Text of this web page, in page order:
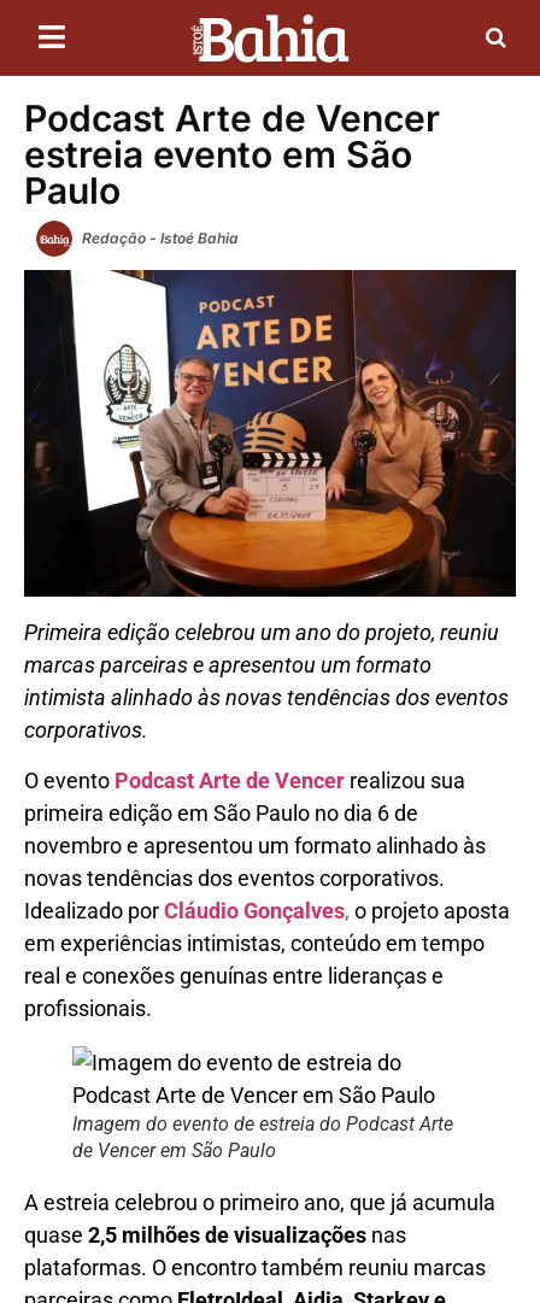
Podcast Arte de Vencer
estreia evento em São
Paulo
Redação - Istoé Bahia
Primeira edição celebrou um ano do projeto, reuniu
marcas parceiras e apresentou um formato
intimista alinhado às novas tendências dos eventos
corporativos.
O evento Podcast Arte de Vencer realizou sua
primeira edição em São Paulo no dia 6 de
novembro e apresentou um formato alinhado às
novas tendências dos eventos corporativos.
Idealizado porCláudio Gonçalves, o projeto aposta
em experiências intimistas, conteúdo em tempo
real e conexões genuínas entre lideranças e
profissionais.
Imagem do evento de estreia do Podcast Arte
de Vencer em São Paulo
A estreia celebrou o primeiro ano, que já acumula
quase 2,5 milhões de visualizações nas
plataformas. O encontro também reuniu marcas